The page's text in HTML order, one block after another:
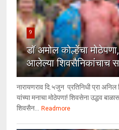
9
डॉ अमोल कोल्हेंचा
आलेल्या शिवसैनिकांचाच
नारायणराव दि.५जुन प्रतिनिधी प्रा
यांच्या मनाचा मोठेपणा! शिवसेना उद्धव
शिवसैन... Readmore